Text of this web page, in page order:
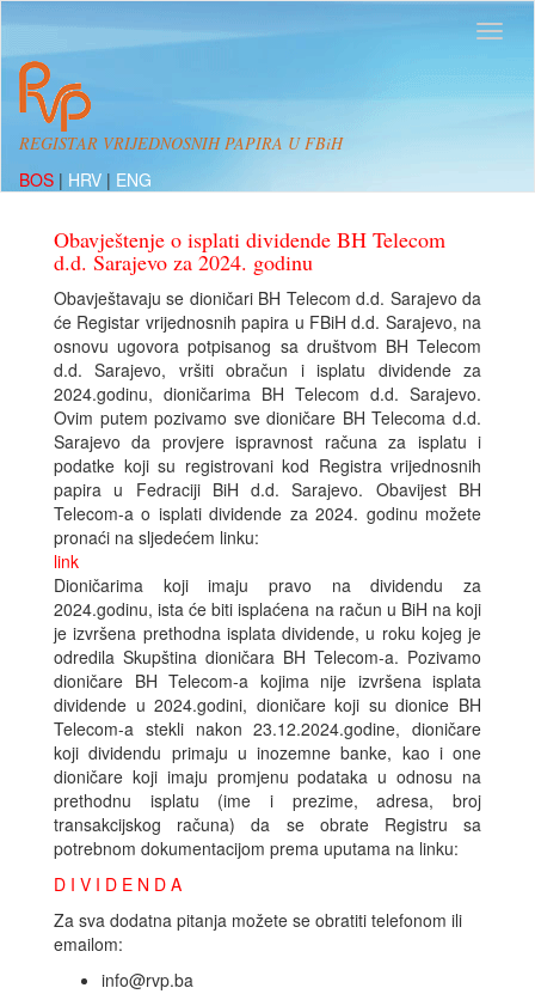
REGISTAR VRIJEDNOSNIH PAPIRA U FBiH
BOS | HRV | ENG
Obavještenje o isplati dividende BH Telecom
d.d. Sarajevo za 2024. godinu
Obavještavaju se dioničari BH Telecom d.d. Sarajevo da
će Registar vrijednosnih papira u FBiH d.d. Sarajevo, na
osnovu ugovora potpisanog sa društvom BH Telecom
d.d. Sarajevo, vršiti obračun i isplatu dividende za
2024.godinu, dioničarima BH Telecom d.d. Sarajevo.
Ovim putem pozivamo sve dioničare BH Telecoma d.d.
Sarajevo da provjere ispravnost računa za isplatu i
podatke koji su registrovani kod Registra vrijednosnih
papira u Fedraciji BiH d.d. Sarajevo. Obavijest BH
Telecom-a o isplati dividende za 2024. godinu možete
pronaći na sljedećem linku:
link
Dioničarima koji imaju pravo na dividendu za
2024.godinu, ista će biti isplaćena na račun u BiH na koji
je izvršena prethodna isplata dividende, u roku kojeg je
odredila Skupština dioničara BH Telecom-a. Pozivamo
dioničare BH Telecom-a kojima nije izvršena isplata
dividende u 2024.godini, dioničare koji su dionice BH
Telecom-a stekli nakon 23.12.2024.godine, dioničare
koji dividendu primaju u inozemne banke, kao i one
dioničare koji imaju promjenu podataka u odnosu na
prethodnu isplatu (ime i prezime, adresa, broj
transakcijskog računa) da se obrate Registru sa
potrebnom dokumentacijom prema uputama na linku:
D I V I D E N D A
Za sva dodatna pitanja možete se obratiti telefonom ili
emailom:
info@rvp.ba